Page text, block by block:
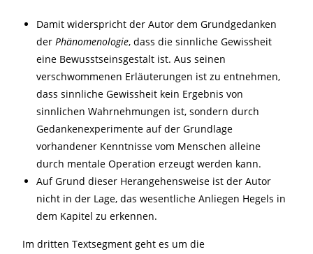
Damit widerspricht der Autor dem Grundgedanken
derPhänomenologie, dass die sinnliche Gewissheit
eine Bewusstseinsgestalt ist. Aus seinen
verschwommenen Erläuterungen ist zu entnehmen,
dass sinnliche Gewissheit kein Ergebnis von
sinnlichen Wahrnehmungen ist, sondern durch
Gedankenexperimente auf der Grundlage
vorhandener Kenntnisse vom Menschen alleine
durch mentale Operation erzeugt werden kann.
Auf Grund dieser Herangehensweise ist der Autor
nicht in der Lage, das wesentliche Anliegen Hegels in
dem Kapitel zu erkennen.
Im dritten Textsegment geht es um die